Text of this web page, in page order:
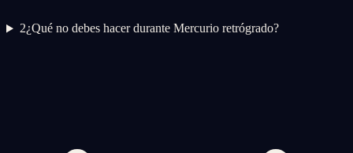
2¿Qué no debes hacer durante Mercurio retrógrado?